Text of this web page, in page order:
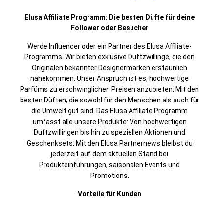
Elusa Affiliate Programm: Die besten Düfte für deine
Follower oder Besucher
Werde Influencer oder ein Partner des Elusa Affiliate-
Programms. Wir bieten exklusive Duftzwillinge, die den
Originalen bekannter Designermarken erstaunlich
nahekommen. Unser Anspruch ist es, hochwertige
Parfüms zu erschwinglichen Preisen anzubieten: Mit den
besten Düften, die sowohl für den Menschen als auch für
die Umwelt gut sind. Das Elusa Affiliate Programm
umfasst alle unsere Produkte: Von hochwertigen
Duftzwillingen bis hin zu speziellen Aktionen und
Geschenksets. Mit den Elusa Partnernews bleibst du
jederzeit auf dem aktuellen Stand bei
Produkteinführungen, saisonalen Events und
Promotions.
Vorteile für Kunden